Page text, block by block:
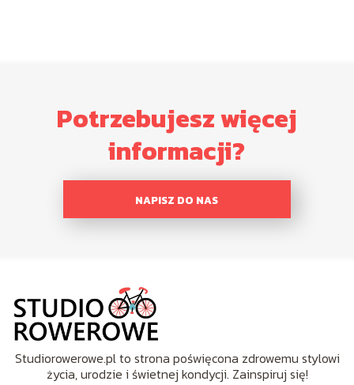
Potrzebujesz więcej
informacji?
NAPISZ DO NAS
Studiorowerowe.pl to strona poświęcona zdrowemu stylowi
życia, urodzie i świetnej kondycji. Zainspiruj się!